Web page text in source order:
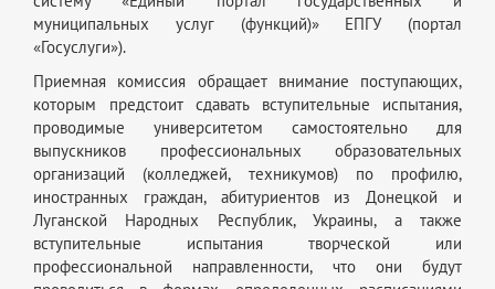
муниципальных услуг (функций)» ЕПГУ (портал
«Госуслуги»).
Приемная комиссия обращает внимание поступающих,
которым предстоит сдавать вступительные испытания,
проводимые университетом самостоятельно для
выпускников профессиональных образовательных
организаций (колледжей, техникумов) по профилю,
иностранных граждан, абитуриентов из Донецкой и
Луганской Народных Республик, Украины, а также
вступительные испытания творческой или
профессиональной направленности, что они будут